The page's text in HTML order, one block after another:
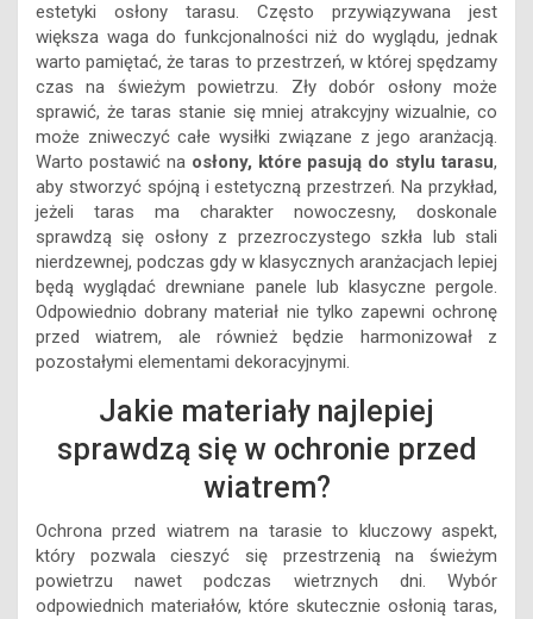
estetyki osłony tarasu. Często przywiązywana jest
większa waga do funkcjonalności niż do wyglądu, jednak
warto pamiętać, że taras to przestrzeń, w której spędzamy
czas na świeżym powietrzu. Zły dobór osłony może
sprawić, że taras stanie się mniej atrakcyjny wizualnie, co
może zniweczyć całe wysiłki związane z jego aranżacją.
Warto postawić na osłony, które pasują do stylu tarasu,
aby stworzyć spójną i estetyczną przestrzeń. Na przykład,
jeżeli taras ma charakter nowoczesny, doskonale
sprawdzą się osłony z przezroczystego szkła lub stali
nierdzewnej, podczas gdy w klasycznych aranżacjach lepiej
będą wyglądać drewniane panele lub klasyczne pergole.
Odpowiednio dobrany materiał nie tylko zapewni ochronę
przed wiatrem, ale również będzie harmonizował z
pozostałymi elementami dekoracyjnymi.
Jakie materiały najlepiej
sprawdzą się w ochronie przed
wiatrem?
Ochrona przed wiatrem na tarasie to kluczowy aspekt,
który pozwala cieszyć się przestrzenią na świeżym
powietrzu nawet podczas wietrznych dni. Wybór
odpowiednich materiałów, które skutecznie osłonią taras,